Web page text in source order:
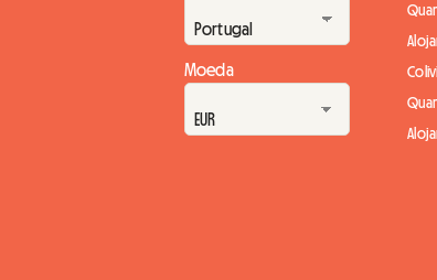
Moeda